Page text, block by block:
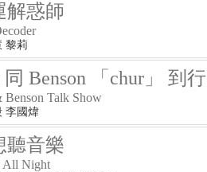
解惑師
黎莉
同 Benson 「chur」 到行
Benson Talk Show
李國煒
聽音樂
All Night